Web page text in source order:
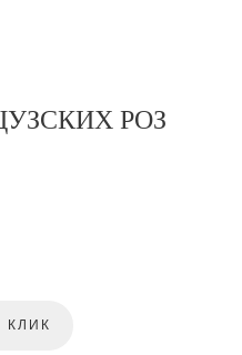
РОЗ
КЛИК